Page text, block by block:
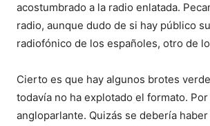
acostumbrado a la radio enlatada.
radio, aunque dudo de si hay público
radiofónico de los españoles, otro de
Cierto es que hay algunos brotes
todavía no ha explotado el formato.
angloparlante. Quizás se debería